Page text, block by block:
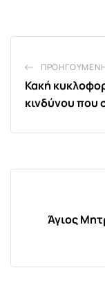
Κακή
κινδύνου που
Άγιος